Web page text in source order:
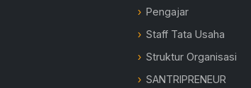
Pengajar
Staff Tata Usaha
Struktur Organisasi
SANTRIPRENEUR